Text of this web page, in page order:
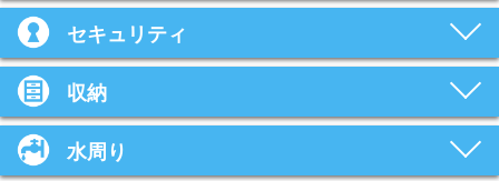
セキュリティ
収納
水周り